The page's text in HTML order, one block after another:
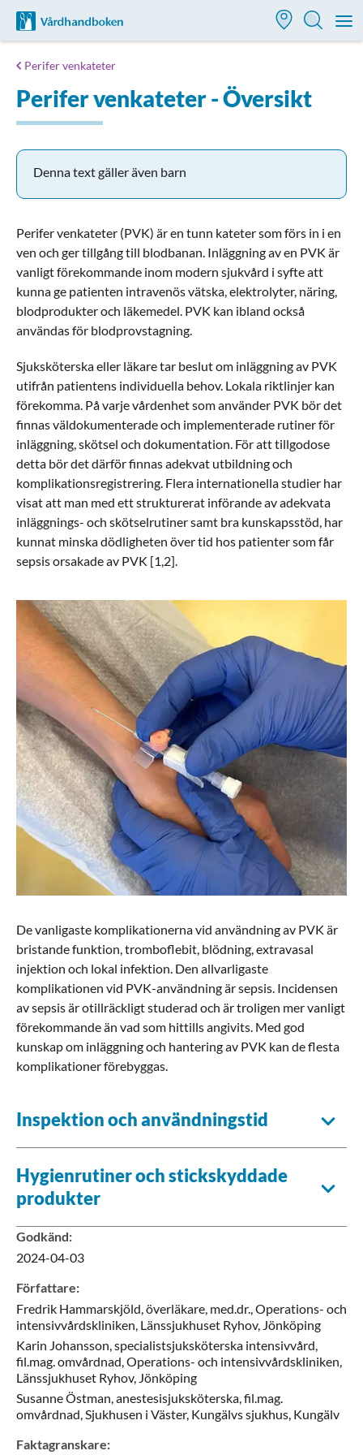
Till startsidan för Vårdhandboken
Perifer venkateter
Perifer venkateter - Översikt
Denna text gäller även barn
Perifer venkateter (PVK) är en tunn kateter som förs in i en
ven och ger tillgång till blodbanan. Inläggning av en PVK är
vanligt förekommande inom modern sjukvård i syfte att
kunna ge patienten intravenös vätska, elektrolyter, näring,
blodprodukter och läkemedel. PVK kan ibland också
användas för blodprovstagning.
Sjuksköterska eller läkare tar beslut om inläggning av PVK
utifrån patientens individuella behov. Lokala riktlinjer kan
förekomma. På varje vårdenhet som använder PVK bör det
finnas väldokumenterade och implementerade rutiner för
inläggning, skötsel och dokumentation. För att tillgodose
detta bör det därför finnas adekvat utbildning och
komplikationsregistrering. Flera internationella studier har
visat att man med ett strukturerat införande av adekvata
inläggnings- och skötselrutiner samt bra kunskapsstöd, har
kunnat minska dödligheten över tid hos patienter som får
sepsis orsakade av PVK [1,2].
De vanligaste komplikationerna vid användning av PVK är
bristande funktion, tromboflebit, blödning, extravasal
injektion och lokal infektion. Den allvarligaste
komplikationen vid PVK-användning är sepsis. Incidensen
av sepsis är otillräckligt studerad och är troligen mer vanligt
förekommande än vad som hittills angivits. Med god
kunskap om inläggning och hantering av PVK kan de flesta
komplikationer förebyggas.
Inspektion och användningstid
Hygienrutiner och stickskyddade
produkter
Godkänd:
2024-04-03
Författare:
Fredrik Hammarskjöld,överläkare, med.dr.,Operations- och
intensivvårdskliniken, Länssjukhuset Ryhov, Jönköping
Karin Johansson,specialistsjuksköterska intensivvård,
fil.mag. omvårdnad,Operations- och intensivvårdskliniken,
Länssjukhuset Ryhov, Jönköping
SusanneÖstman,anestesisjuksköterska, fil.mag.
omvårdnad,Sjukhusen i Väster, Kungälvs sjukhus, Kungälv
Faktagranskare: